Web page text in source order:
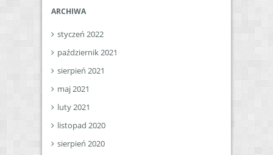
ARCHIWA
styczeń 2022
październik 2021
sierpień 2021
maj 2021
luty 2021
listopad 2020
sierpień 2020